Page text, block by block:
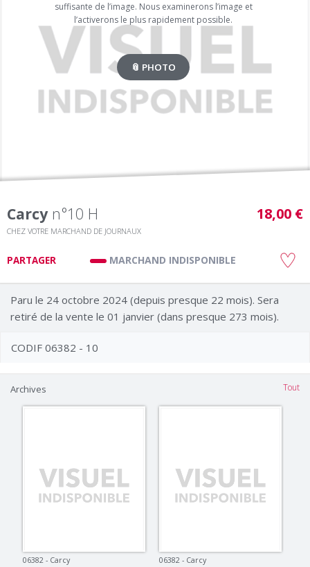
suffisante de l’image. Nous examinerons l’image et
l’activerons le plus rapidement possible.
📎 PHOTO
Carcy n°10 H
CHEZ VOTRE MARCHAND DE JOURNAUX
18,00 €
PARTAGER MARCHAND INDISPONIBLE
Paru le 24 octobre 2024 (depuis presque 22 mois). Sera
retiré de la vente le 01 janvier (dans presque 273 mois).
CODIF 06382 - 10
Archives Tout
06382 - Carcy 06382 - Carcy